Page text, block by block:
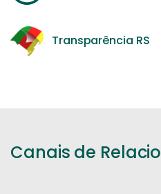
Transparência RS
Canais de